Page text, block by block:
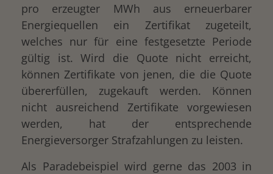
pro erzeugter MWh aus erneuerbarer
Energiequellen ein Zertifikat zugeteilt,
welches nur für eine festgesetzte Periode
gültig ist. Wird die Quote nicht erreicht,
können Zertifikate von jenen, die die Quote
übererfüllen, zugekauft werden. Können
nicht ausreichend Zertifikate vorgewiesen
werden, hat der entsprechende
Energieversorger Strafzahlungen zu leisten.
Als Paradebeispiel wird gerne das 2003 in